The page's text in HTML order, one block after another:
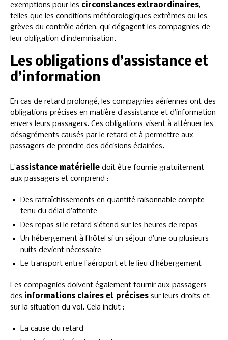
exemptions pour les circonstances extraordinaires,
telles que les conditions météorologiques extrêmes ou les
grèves du contrôle aérien, qui dégagent les compagnies de
leur obligation d’indemnisation.
Les obligations d’assistance et
d’information
En cas de retard prolongé, les compagnies aériennes ont des
obligations précises en matière d’assistance et d’information
envers leurs passagers. Ces obligations visent à atténuer les
désagréments causés par le retard et à permettre aux
passagers de prendre des décisions éclairées.
L’assistance matérielle doit être fournie gratuitement
aux passagers et comprend :
Des rafraîchissements en quantité raisonnable compte
tenu du délai d’attente
Des repas si le retard s’étend sur les heures de repas
Un hébergement à l’hôtel si un séjour d’une ou plusieurs
nuits devient nécessaire
Le transport entre l’aéroport et le lieu d’hébergement
Les compagnies doivent également fournir aux passagers
des informations claires et précises sur leurs droits et
sur la situation du vol. Cela inclut :
La cause du retard